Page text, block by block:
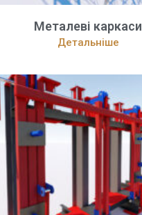
Металеві каркаси
Детальніше